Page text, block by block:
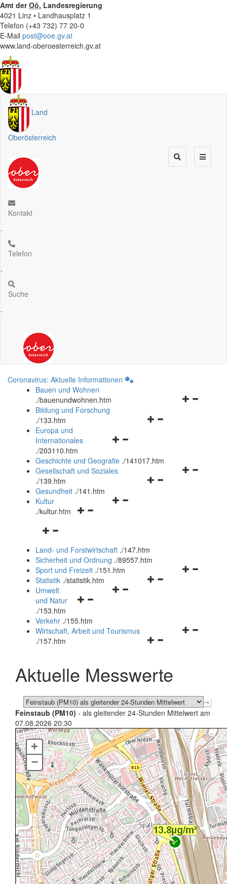
Amt derOö. Landesregierung
4021 Linz • Landhausplatz 1
Telefon (+43 732) 77 20-0
E-Mail post@ooe.gv.at
www.land-oberoesterreich.gv.at
Land
Oberösterreich
Kontakt
.
Telefon
.
Suche
.
Coronavirus: Aktuelle Informationen
Bauen und Wohnen
./bauenundwohnen.htm
Navigationsmenü
Bildung und Forschung
./133.htm
Navigationsmenü
und
schließen
Europa und
Internationales
./203110.htm
Geschichte und Geografie ./141017.htm
Navigationsmenü
Gesellschaft und Soziales
./139.htm
Navigationsmenü
Gesundheit ./141.htm
Navigationsmenü
Kultur
./kultur.htm
Navigationsmenü
und
schließen
Land- und Forstwirtschaft ./147.htm
Sicherheit und Ordnung ./89557.htm
Navigationsmenü
Sport und Freizeit ./151.htm
Navigationsmenü
Statistik ./statistik.htm
Navigationsmenü
und
schließen
Umwelt
und Natur
./153.htm
Verkehr ./155.htm
Navigationsmenü
schließen
Wirtschaft, Arbeit und Tourismus
./157.htm
Aktuelle Messwerte
Feinstaub (PM10) - als gleitender 24-Stunden Mittelwert am
07.08.2026 20:30
+
–